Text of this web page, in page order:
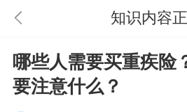
知识内容
哪些人需要买重疾险
要注意什么？